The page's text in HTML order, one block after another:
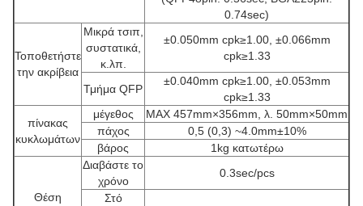
0.74sec)
Τοποθετήστε
την ακρίβεια
Μικρά τσιπ,
συστατικά,
κ.λπ.
±0.050mm cpk≥1.00, ±0.066mm
cpk≥1.33
Τμήμα QFP
±0.040mm cpk≥1.00, ±0.053mm
cpk≥1.33
πίνακας
κυκλωμάτων
μέγεθος
MAX 457mm×356mm, λ. 50mm×50mm
πάχος
0,5 (0,3) ~4.0mm±10%
βάρος
1kg κατωτέρω
Θέση
Διαβάστε το
χρόνο
0.3sec/pcs
Στό